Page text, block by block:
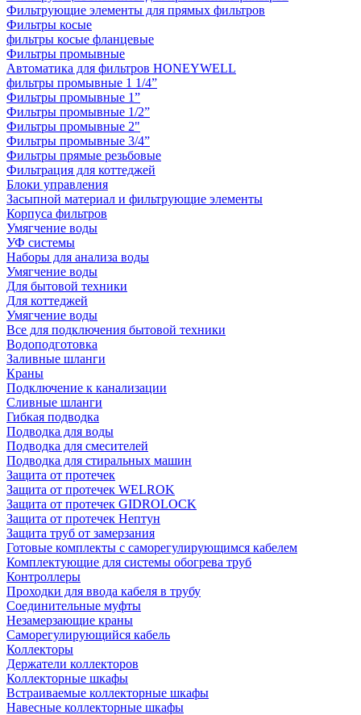
Фильтрующие элементы для прямых фильтров
Фильтры косые
фильтры косые фланцевые
Фильтры промывные
Автоматика для фильтров HONEYWELL
фильтры промывные 1 1/4”
Фильтры промывные 1”
Фильтры промывные 1/2”
Фильтры промывные 2"
Фильтры промывные 3/4”
Фильтры прямые резьбовые
Фильтрация для коттеджей
Блоки управления
Засыпной материал и фильтрующие элементы
Корпуса фильтров
Умягчение воды
УФ системы
Наборы для анализа воды
Умягчение воды
Для бытовой техники
Для коттеджей
Умягчение воды
Все для подключения бытовой техники
Водоподготовка
Заливные шланги
Краны
Подключение к канализации
Сливные шланги
Гибкая подводка
Подводка для воды
Подводка для смесителей
Подводка для стиральных машин
Защита от протечек
Защита от протечек WELROK
Защита от протечек GIDROLOCK
Защита от протечек Нептун
Защита труб от замерзания
Готовые комплекты с саморегулирующимся кабелем
Комплектующие для системы обогрева труб
Контроллеры
Проходки для ввода кабеля в трубу
Соединительные муфты
Незамерзающие краны
Саморегулирующийся кабель
Коллекторы
Держатели коллекторов
Коллекторные шкафы
Встраиваемые коллекторные шкафы
Навесные коллекторные шкафы